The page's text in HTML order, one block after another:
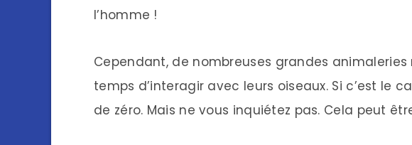
l’homme !
Cependant, de nombreuses grandes
temps d’interagir avec leurs oiseaux. Si c’est le
de zéro. Mais ne vous inquiétez pas. Cela peut